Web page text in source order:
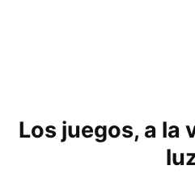
Los juegos, a la